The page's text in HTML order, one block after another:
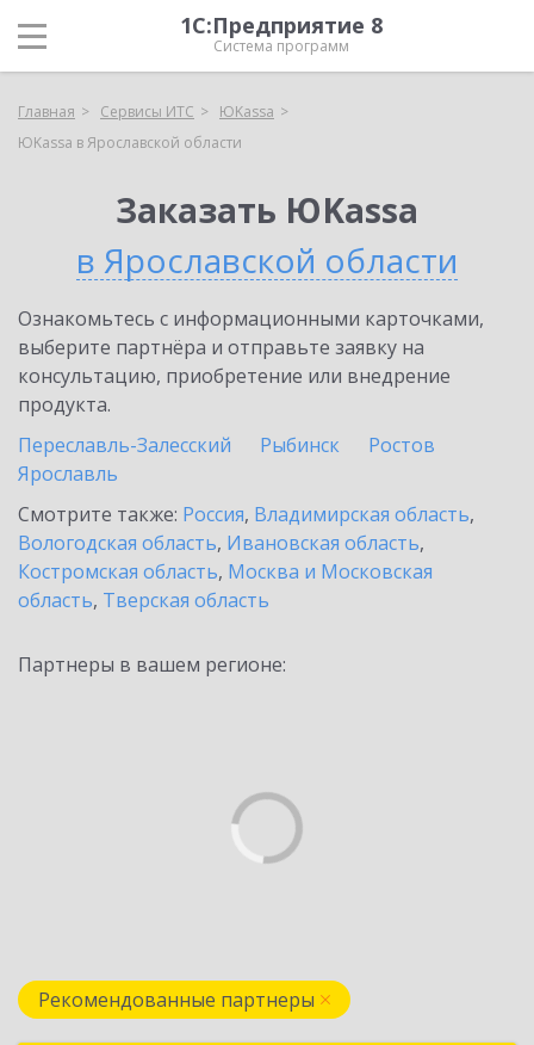
1С:Предприятие 8
Система программ
Главная Сервисы ИТС
ЮKassa
ЮKassa в Ярославской области
Заказать ЮKassa
в Ярославской области
Ознакомьтесь с информационными карточками,
выберите партнёра и отправьте заявку на
консультацию, приобретение или внедрение
продукта.
Переславль-Залесский
Рыбинск
Ростов
Ярославль
Смотрите также: Россия, Владимирская область,
Вологодская область, Ивановская область,
Костромская область, Москва и Московская
область, Тверская область
Партнеры в вашем регионе:
Рекомендованные партнеры